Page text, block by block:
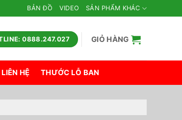
BẢN ĐỒ VIDEO SẢN PHẨM KHÁC
0888.247.027 GIỎ HÀNG
LIÊN HỆ THƯỚC LỖ BAN